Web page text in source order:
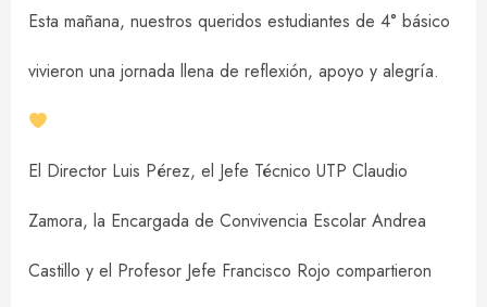
Esta mañana, nuestros queridos estudiantes de 4° básico
vivieron una jornada llena de reflexión, apoyo y alegría.
El Director Luis Pérez, el Jefe Técnico UTP Claudio
Zamora, la Encargada de Convivencia Escolar Andrea
Castillo y el Profesor Jefe Francisco Rojo compartieron